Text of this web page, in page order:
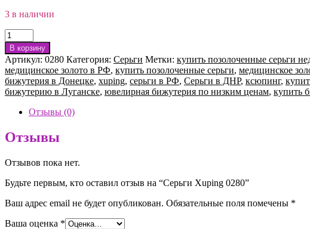
3 в наличии
Количество
товара
Серьги
Xuping
0280
В корзину
Артикул: 0280 Категория: Серьги Метки: купить позолоченные серьги
медицинское золото в РФ, купить позолоченные серьги, медицинское
бижутерия в Донецке, xuping, серьги в РФ, Серьги в ДНР, ксюпинг,
бижутерию в Луганске, ювелирная бижутерия по низким ценам, купить
Отзывы (0)
Отзывы
Отзывов пока нет.
Будьте первым, кто оставил отзыв на “Серьги Xuping 0280”
Ваш адрес email не будет опубликован. Обязательные поля помечены *
Ваша оценка *